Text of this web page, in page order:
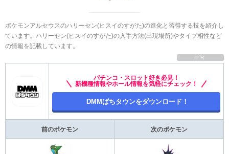
ポケモンアルセウスのハリーセン(ヒスイのすがた)の進化と習得する技を紹介し
ています。ハリーセン(ヒスイのすがた)の入手方法(出現場所)やタイプ相性など
の情報を記載しています。
PR
パチンコ・スロット好き必見！
新機種情報やホール情報を気軽にチェック！
DMMぱちタウンをダウンロード！
前のポケモン 次のポケモン